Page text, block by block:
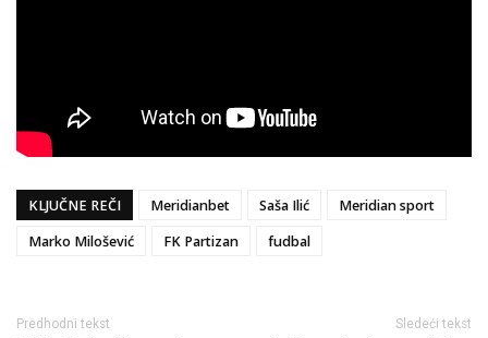
KLJUČNE REČI Meridianbet Saša Ilić
Meridian sport
Marko Milošević
FK Partizan fudbal
Predhodni tekst Sledeći tekst